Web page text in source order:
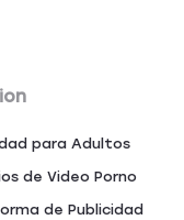
para Adultos
de Video Porno
de Publicidad